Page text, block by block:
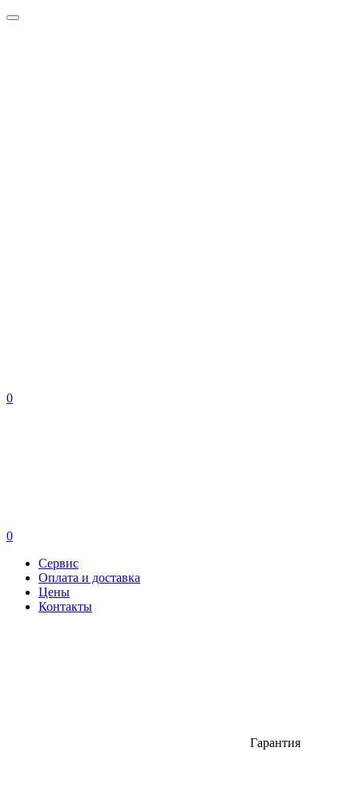
0
0
Сервис
Оплата и доставка
Цены
Контакты
Гарантия